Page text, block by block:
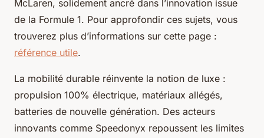
McLaren, solidement ancré dans l’innovation issue
de la Formule 1. Pour approfondir ces sujets, vous
trouverez plus d’informations sur cette page :
référence utile.
La mobilité durable réinvente la notion de luxe :
propulsion 100% électrique, matériaux allégés,
batteries de nouvelle génération. Des acteurs
innovants comme Speedonyx repoussent les limites